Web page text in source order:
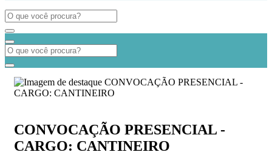
CONVOCAÇÃO PRESENCIAL -
CARGO: CANTINEIRO